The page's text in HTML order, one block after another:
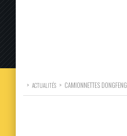
> ACTUALITÉS > CAMIONNETTES DONGFENG